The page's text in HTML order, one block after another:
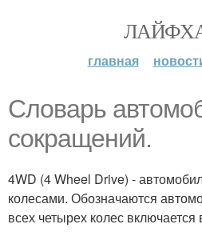
главная
Словарь
сокращений.
4WD (4 Wheel Drive) -
колесами. Обозначаются
всех четырех колес